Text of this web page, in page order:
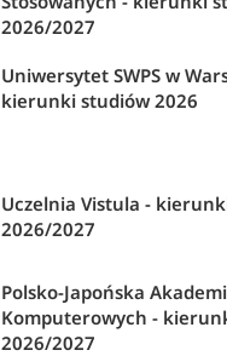
2026/2027
Uniwersytet SWPS w
kierunki studiów 2026
Uczelnia Vistula -
2026/2027
Polsko-Japońska
Komputerowych -
2026/2027